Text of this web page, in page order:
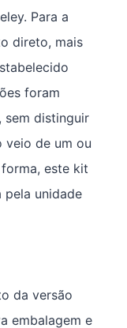
Para a
direto, mais
foram
sem distinguir
veio de um ou
este kit
pela unidade
da versão
embalagem e